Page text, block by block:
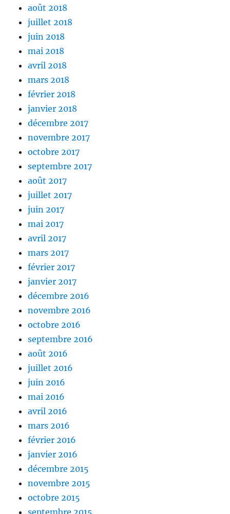
août 2018
juillet 2018
juin 2018
mai 2018
avril 2018
mars 2018
février 2018
janvier 2018
décembre 2017
novembre 2017
octobre 2017
septembre 2017
août 2017
juillet 2017
juin 2017
mai 2017
avril 2017
mars 2017
février 2017
janvier 2017
décembre 2016
novembre 2016
octobre 2016
septembre 2016
août 2016
juillet 2016
juin 2016
mai 2016
avril 2016
mars 2016
février 2016
janvier 2016
décembre 2015
novembre 2015
octobre 2015
septembre 2015